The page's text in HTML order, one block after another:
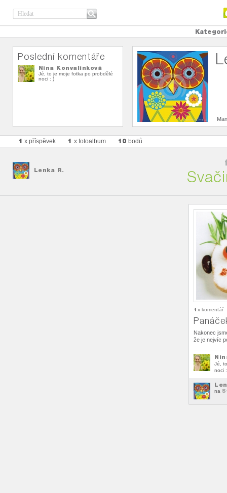
Poslední komentáře
Nina Konvalinková
Jé, to je moje fotka po probdělé
noci : )
1 x příspěvek 1 x fotoalbum 10 bodů
Lenka R.
1 x komentář
Nakonec
že je nejvíc
Jé,
noci
na